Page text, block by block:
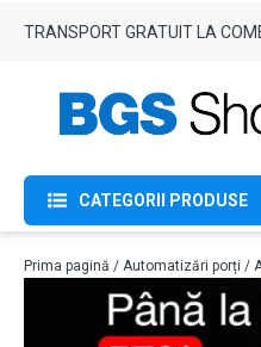
TRANSPORT GRATUIT LA
CATEGORII PRODUSE
Prima pagină / Automatizări porți /